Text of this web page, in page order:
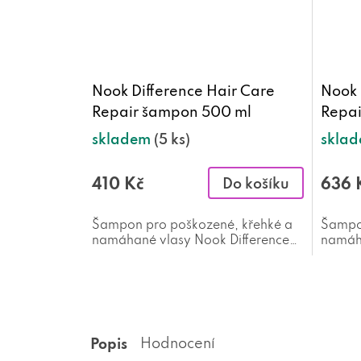
Nook Difference Hair Care
Repair šampon 500 ml
skladem (5 ks)
410 Kč Do košíku
Šampon pro poškozené, křehké a
namáhané vlasy Nook Difference
636
Popis Hodnocení